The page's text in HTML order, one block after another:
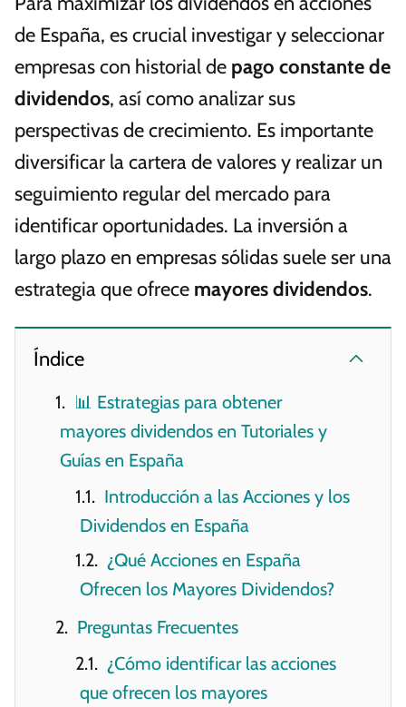
de España, es crucial investigar y seleccionar
empresas con historial de pago constante de
dividendos, así como analizar sus
perspectivas de crecimiento. Es importante
diversificar la cartera de valores y realizar un
seguimiento regular del mercado para
identificar oportunidades. La inversión a
largo plazo en empresas sólidas suele ser una
estrategia que ofrece mayores dividendos.
Índice
📊 Estrategias para obtener
mayores dividendos en Tutoriales y
Guías en España
Introducción a las Acciones y los
Dividendos en España
¿Qué Acciones en España
Ofrecen los Mayores Dividendos?
Preguntas Frecuentes
¿Cómo identificar las acciones
que ofrecen los mayores